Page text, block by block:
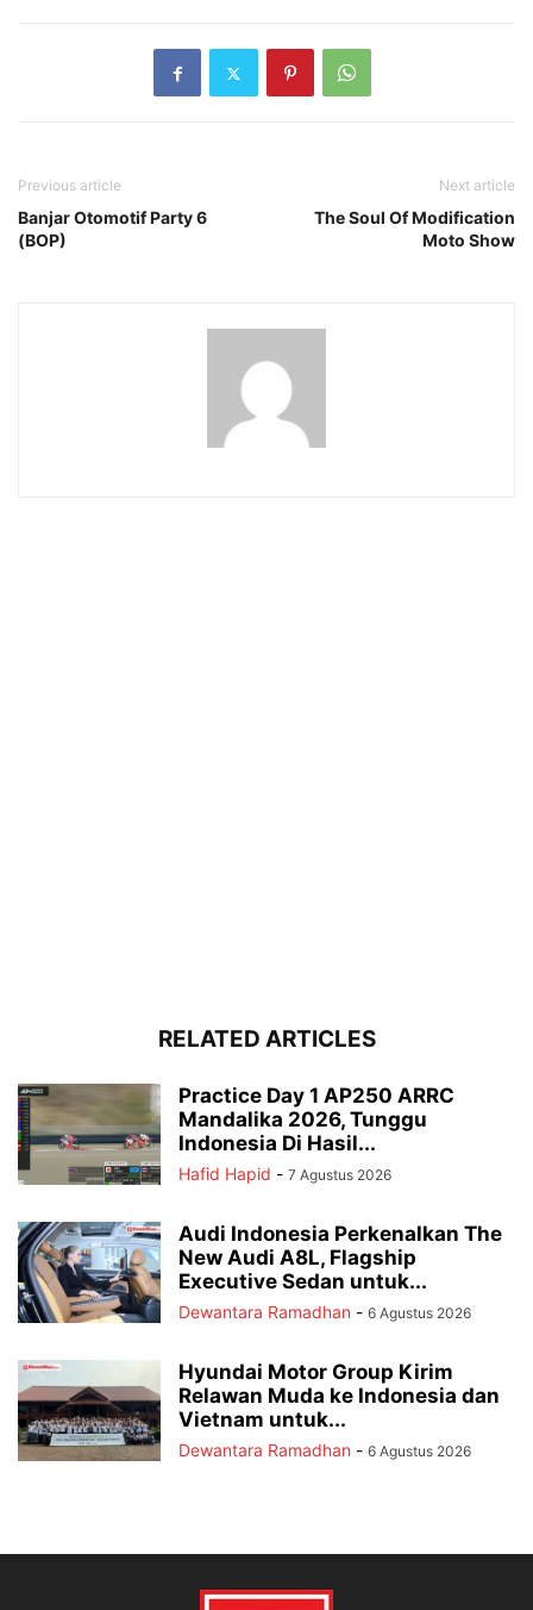
Previous article
Banjar Otomotif Party 6
(BOP)
Next article
The Soul Of Modification
Moto Show
RELATED ARTICLES
Practice Day 1 AP250 ARRC
Mandalika 2026, Tunggu
Indonesia Di Hasil...
Hafid Hapid - 7 Agustus 2026
Audi Indonesia Perkenalkan The
New Audi A8L, Flagship
Executive Sedan untuk...
Dewantara Ramadhan - 6 Agustus 2026
Hyundai Motor Group Kirim
Relawan Muda ke Indonesia dan
Vietnam untuk...
Dewantara Ramadhan - 6 Agustus 2026